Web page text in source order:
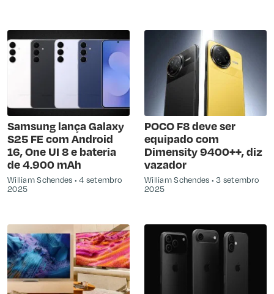
Samsung lança Galaxy
S25 FE com Android
16, One UI 8 e bateria
de 4.900 mAh
William Schendes
4 setembro
2025
POCO F8 deve ser
equipado com
Dimensity 9400++, diz
vazador
William Schendes
3 setembro
2025